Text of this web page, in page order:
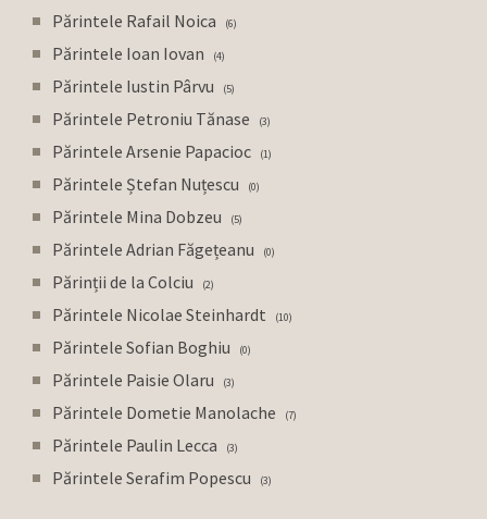
Părintele Rafail Noica 6
Părintele Ioan Iovan 4
Părintele Iustin Pârvu 5
Părintele Petroniu Tănase 3
Părintele Arsenie Papacioc 1
Părintele Ștefan Nuțescu 0
Părintele Mina Dobzeu 5
Părintele Adrian Făgețeanu 0
Părinții de la Colciu 2
Părintele Nicolae Steinhardt 10
Părintele Sofian Boghiu 0
Părintele Paisie Olaru 3
Părintele Dometie Manolache 7
Părintele Paulin Lecca 3
Părintele Serafim Popescu 3